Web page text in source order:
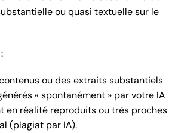
ou quasi textuelle sur le
:
ou des extraits substantiels
« spontanément » par votre IA
en réalité reproduits ou très proches
(plagiat par IA).